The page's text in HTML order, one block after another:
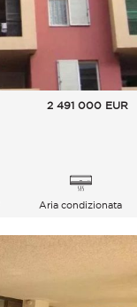
2 491 000 EUR
Aria condizionata